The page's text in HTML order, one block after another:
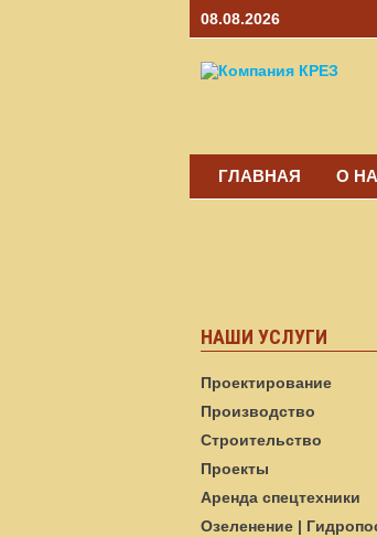
содержимому
08.08.2026
ГЛАВНАЯ О
НАШИ УСЛУГИ
Проектирование
Производство
Строительство
Проекты
Аренда спецтехники
Озеленение |